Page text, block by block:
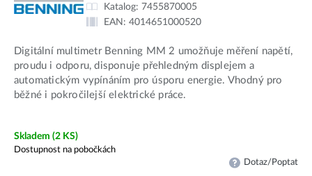
Katalog: 7455870005
EAN: 4014651000520
Digitální multimetr Benning MM 2 umožňuje měření napětí,
proudu i odporu, disponuje přehledným displejem a
automatickým vypínáním pro úsporu energie. Vhodný pro
běžné i pokročilejší elektrické práce.
Skladem (2 KS)
Dostupnost na pobočkách
Dotaz/Poptat